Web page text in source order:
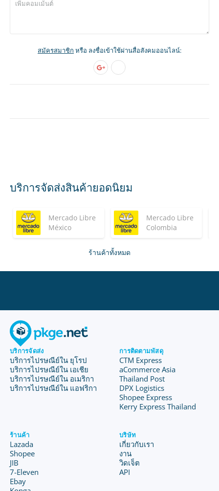
สมัครสมาชิก หรือ ลงชื่อเข้าใช้ผ่านสื่อสังคมออนไลน์:
บริการจัดส่งสินค้ายอดนิยม
Mercado Libre
México
Mercado Libre
Colombia
ร้านค้าทั้งหมด
บริการจัดส่ง
บริการไปรษณีย์ใน ยุโรป
บริการไปรษณีย์ใน เอเชีย
บริการไปรษณีย์ใน อเมริกา
บริการไปรษณีย์ใน แอฟริกา
การติดตามพัสดุ
CTM Express
aCommerce Asia
Thailand Post
DPX Logistics
Shopee Express
Kerry Express Thailand
ร้านค้า
Lazada
Shopee
JIB
7-Eleven
Ebay
บริษัท
เกี่ยวกับเรา
งาน
วิดเจ็ต
API